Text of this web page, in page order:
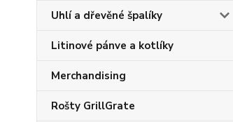
Uhlí a dřevěné špalíky
Litinové pánve a kotlíky
Merchandising
Rošty GrillGrate